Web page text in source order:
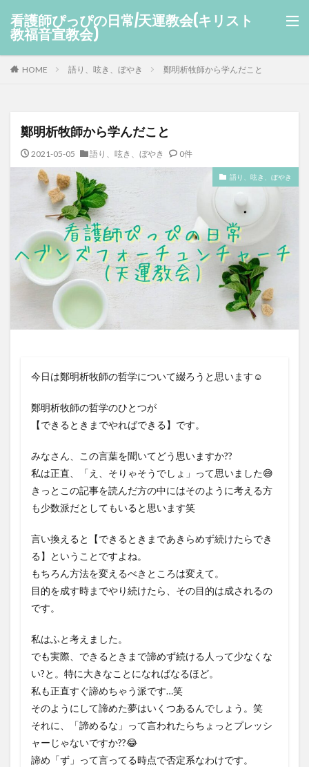
看護師ぴっぴの日常/天運教会(キリスト
教福音宣教会)
HOME 語り、呟き、ぼやき 鄭明析牧師から学んだこと
鄭明析牧師から学んだこと
2021-05-05 語り、呟き、ぼやき 0件
語り、呟き、ぼやき
今日は鄭明析牧師の哲学について綴ろうと思います☺️
鄭明析牧師の哲学のひとつが
【できるときまでやればできる】です。
みなさん、この言葉を聞いてどう思いますか??
私は正直、「え、そりゃそうでしょ」って思いました😅
きっとこの記事を読んだ方の中にはそのように考える方
も少数派だとしてもいると思います笑
言い換えると【できるときまであきらめず続けたらでき
る】ということですよね。
もちろん方法を変えるべきところは変えて。
目的を成す時までやり続けたら、その目的は成されるの
です。
私はふと考えました。
でも実際、できるときまで諦めず続ける人って少なくな
い?と。特に大きなことになればなるほど。
私も正直すぐ諦めちゃう派です…笑
そのようにして諦めた夢はいくつあるんでしょう。笑
それに、「諦めるな」って言われたらちょっとプレッシ
ャーじゃないですか??😂
諦め「ず」って言ってる時点で否定系なわけです。